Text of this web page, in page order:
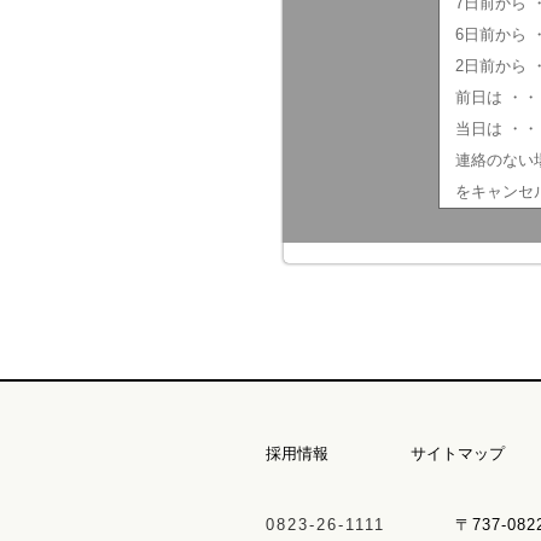
6日前から
2日前から
前日は ・
当日は ・
連絡のない
をキャンセ
採用情報 サイトマップ
0823-26-1111 〒737-